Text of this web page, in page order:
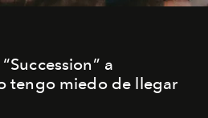
a
tengo miedo de llegar